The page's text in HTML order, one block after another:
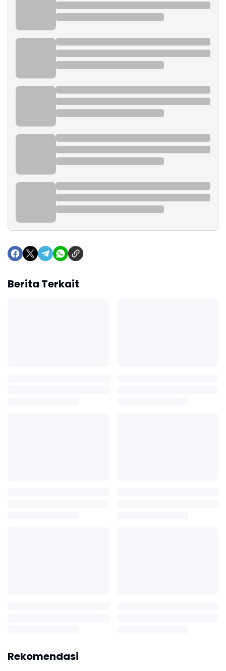
Berita Terkait
Rekomendasi